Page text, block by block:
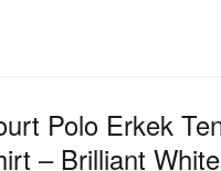
Polo Erkek
– Brilliant White